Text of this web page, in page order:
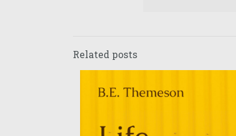
Related posts